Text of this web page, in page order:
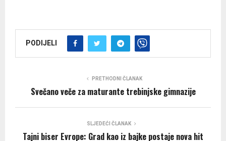
PODIJELI
PRETHODNI ČLANAK
Svečano veče za maturante trebinjske gimnazije
SLJEDEĆI ČLANAK
Tajni biser Evrope: Grad kao iz bajke postaje nova hit